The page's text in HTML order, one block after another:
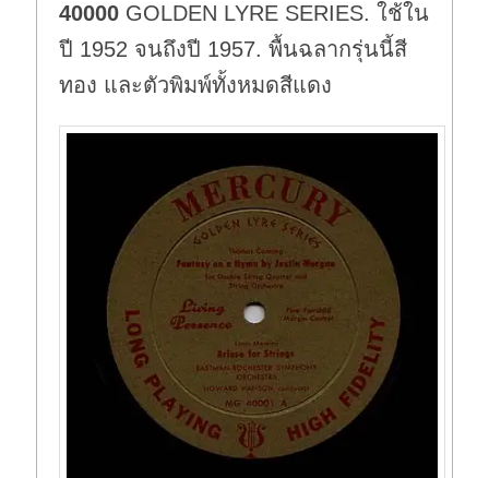
40000 GOLDEN LYRE SERIES. ใช้ใน
ปี 1952 จนถึงปี 1957. พื้นฉลากรุ่นนี้สี
ทอง และตัวพิมพ์ทั้งหมดสีแดง